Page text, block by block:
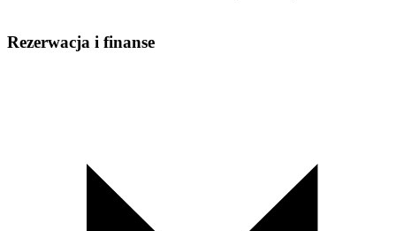
Rezerwacja i finanse